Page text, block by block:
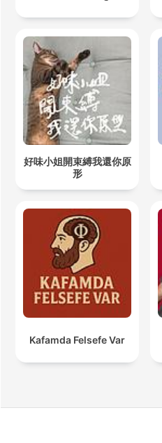
好味小姐開束縛我還你原
形
Kafamda Felsefe Var